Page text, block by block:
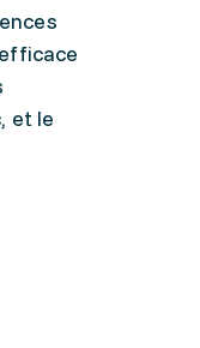
et le